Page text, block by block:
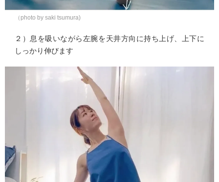
（photo by saki tsumura)
２）息を吸いながら左腕を天井方向に持ち上げ、上下に
しっかり伸びます